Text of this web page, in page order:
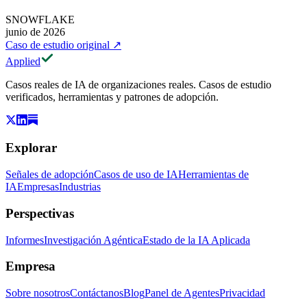
SNOWFLAKE
junio de 2026
Caso de estudio original ↗
Applied
Casos reales de IA de organizaciones reales. Casos de estudio
verificados, herramientas y patrones de adopción.
Explorar
Señales de adopciónCasos de uso de IAHerramientas de
IAEmpresasIndustrias
Perspectivas
InformesInvestigación AgénticaEstado de la IA Aplicada
Empresa
Sobre nosotrosContáctanosBlogPanel de AgentesPrivacidad